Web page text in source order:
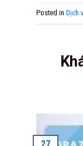
Posted in Dịch